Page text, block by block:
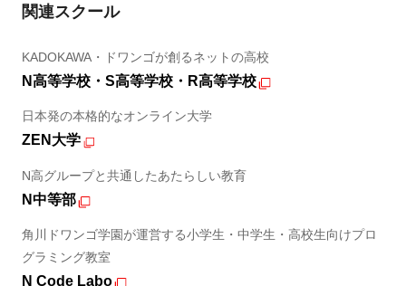
関連スクール
KADOKAWA・ドワンゴが創るネットの高校
N高等学校・S高等学校・R高等学校
日本発の本格的なオンライン大学
ZEN大学
N高グループと共通したあたらしい教育
N中等部
角川ドワンゴ学園が運営する小学生・中学生・高校生向けプロ
グラミング教室
N Code Labo